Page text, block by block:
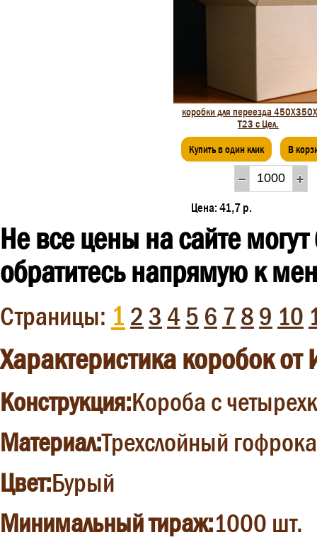
коробки для переезда
Т23 с Цел.
Купить в один клик В
Цена: 41,7 р.
Не все цены на сайте
обратитесь напрямую к
Страницы: 1 2 3 4 5 6 7 8 9 10
Характеристика коробок от
Конструкция:Короба с
Материал:Трехслойный
Цвет:Бурый
Минимальный тираж:1000 шт.